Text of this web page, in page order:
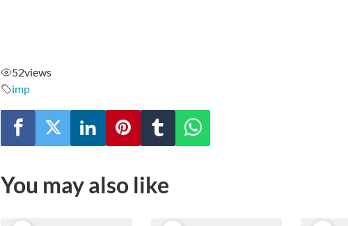
52views
imp
You may also like